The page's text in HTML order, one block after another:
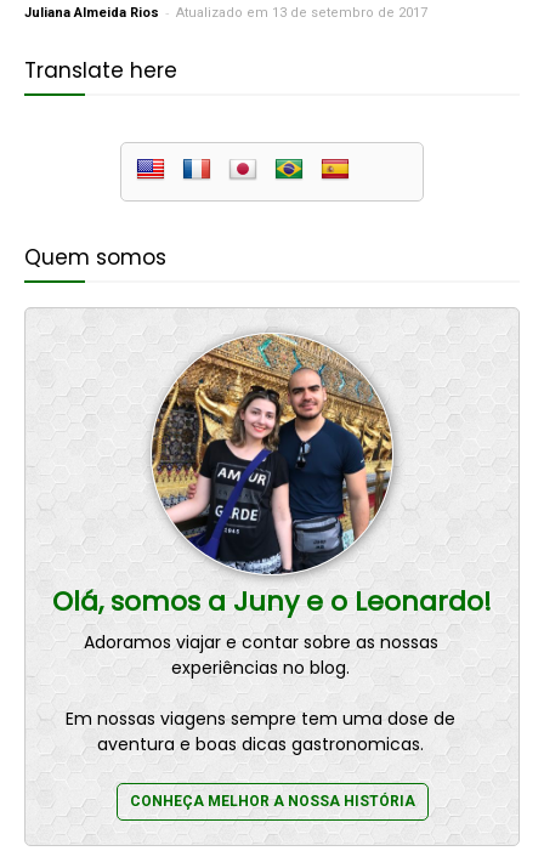
Juliana Almeida Rios - Atualizado em 13 de setembro de 2017
Translate here
Quem somos
Olá, somos a Juny e o Leonardo!
Adoramos viajar e contar sobre as nossas
experiências no blog.
Em nossas viagens sempre tem uma dose de
aventura e boas dicas gastronomicas.
CONHEÇA MELHOR A NOSSA HISTÓRIA